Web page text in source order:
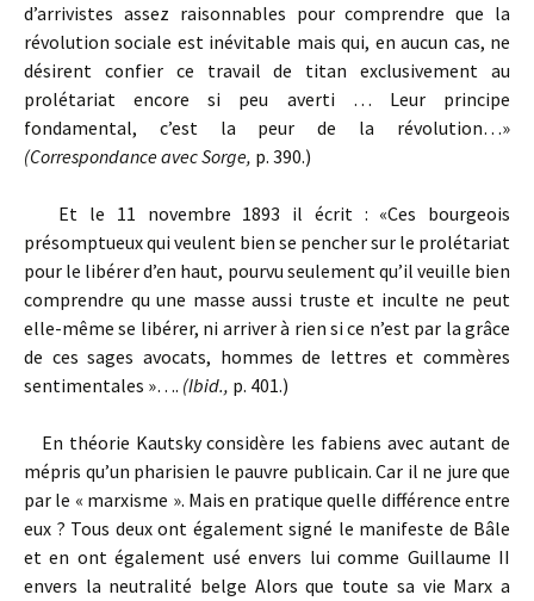
d’arrivistes assez raisonnables pour comprendre que la
révolution sociale est inévitable mais qui, en aucun cas, ne
désirent confier ce travail de titan exclusivement au
prolétariat encore si peu averti … Leur principe
fondamental, c’est la peur de la révolution…»
(Correspondance avec Sorge, p. 390.)
Et le 11 novembre 1893 il écrit : «Ces bourgeois
présomptueux qui veulent bien se pencher sur le prolétariat
pour le libérer d’en haut, pourvu seulement qu’il veuille bien
comprendre qu une masse aussi truste et inculte ne peut
elle-même se libérer, ni arriver à rien si ce n’est par la grâce
de ces sages avocats, hommes de lettres et commères
sentimentales »…. (Ibid., p. 401.)
En théorie Kautsky considère les fabiens avec autant de
mépris qu’un pharisien le pauvre publicain. Car il ne jure que
par le « marxisme ». Mais en pratique quelle différence entre
eux ? Tous deux ont également signé le manifeste de Bâle
et en ont également usé envers lui comme Guillaume II
envers la neutralité belge Alors que toute sa vie Marx a